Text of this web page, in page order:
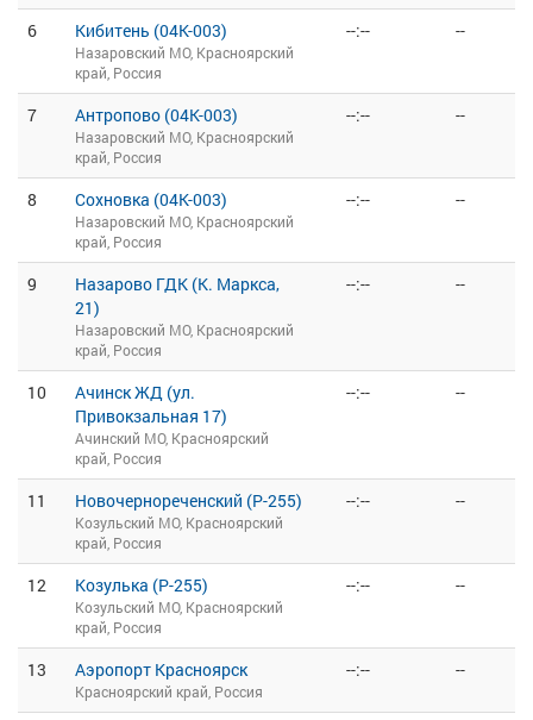
6 Кибитень (04К-003)
Назаровский МО, Красноярский
край, Россия
--:-- --
7 Антропово (04К-003)
Назаровский МО, Красноярский
край, Россия
--:-- --
8 Сохновка (04К-003)
Назаровский МО, Красноярский
край, Россия
--:-- --
9
Назарово ГДК (К. Маркса,
21)
Назаровский МО, Красноярский
край, Россия
--:-- --
10
Ачинск ЖД (ул.
Привокзальная 17)
Ачинский МО, Красноярский
край, Россия
--:-- --
11 Новочернореченский (Р-255)
Козульский МО, Красноярский
край, Россия
--:-- --
12 Козулька (Р-255)
Козульский МО, Красноярский
край, Россия
--:-- --
13 Аэропорт Красноярск
Красноярский край, Россия
--:-- --